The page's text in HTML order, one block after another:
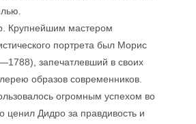
Крупнейшим мастером
портрета был Морис
запечатлевший в своих
образов современников.
огромным успехом во
ценил Дидро за правдивость и